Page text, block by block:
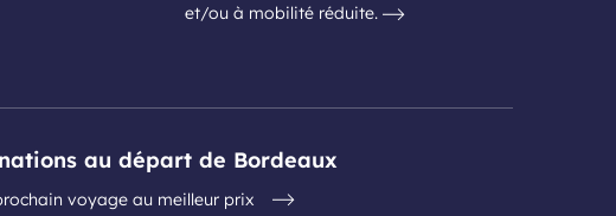
et/ou à mobilité réduite.
au départ de Bordeaux
voyage au meilleur prix